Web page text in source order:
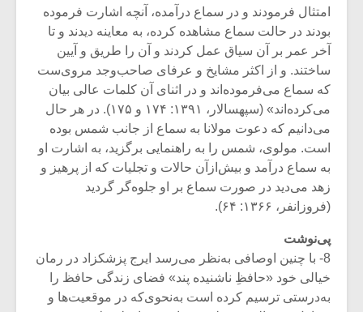
امتثال فرمودند و در سماع درآمده، آنچه اشارت فرموده
بودند در حالت سماع مشاهده کرده، به معاینه دیدند و تا
آخر عمر بر آن سیاق عمل کردند و آن را طریق و آیین
ساختند. و از اکثر مشایخ و عرفای صاحب‌وجد مروی‌ست
که سماع می‌فرموده‌اند و در اثنای آن کلمات عالی بیان
می‌کرده‌اند» (سپهسالار، ۱۳۹۱: ۱۷۴ و ۱۷۵). در هر حال
می‌دانیم که دعوت مولانا به سماع از جانب شمس بوده
است. مولوی، شمس را به راهنمایی برگزید، به اشارت او
به سماع درآمد و بیش‌ازآن حالات و تجلیات که از پرهیز و
زهد می‌دید در صورت سماع بر او جلوه‌گر گردید
(فروزانفر، ۱۳۶۶: ۶۴).
پی‌نوشت
8- با چنین اوصافی به‌نظر می‌رسد ایرج پزشکزاد در رمان
خیالی خود «حافظِ ناشنیده پند» فضای زندگی حافظ را
به‌درستی ترسیم کرده است به‌نحوی‌که در موقعیت‌ها و